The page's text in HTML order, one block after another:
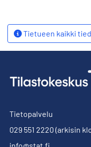
Tietueen kaikki
Tietopalvelu
029 551 2220 (arkisin